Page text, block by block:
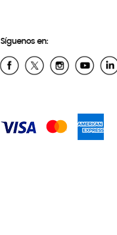
Síguenos en: